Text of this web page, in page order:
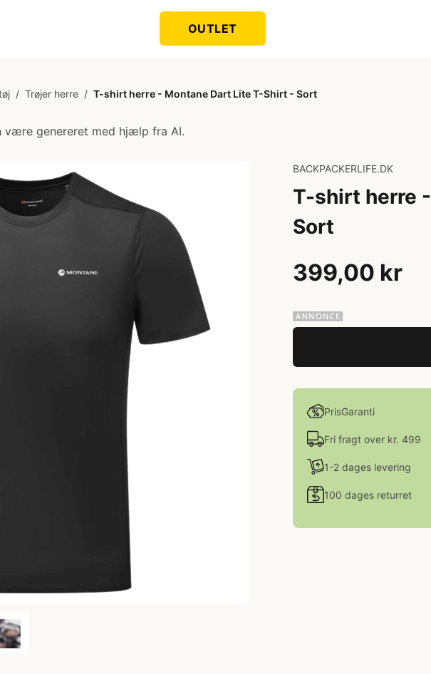
OUTLET
/ Trøjer herre / T-shirt herre - Montane Dart Lite T-Shirt - Sort
være genereret med hjælp fra AI.
BACKPACKERLIFE.DK
T-shirt herre
Sort
399,00 kr
PrisGaranti
Fri fragt over kr. 499
1-2 dages levering
100 dages returret